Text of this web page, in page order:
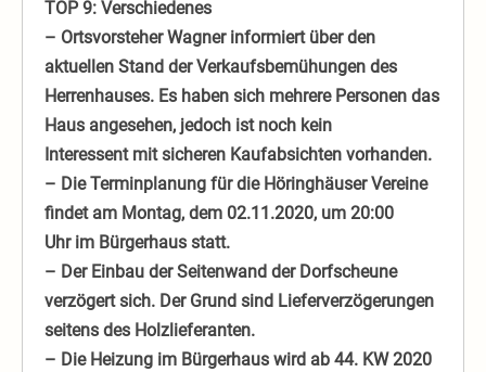
TOP 9: Verschiedenes
– Ortsvorsteher Wagner informiert über den
aktuellen Stand der Verkaufsbemühungen des
Herrenhauses. Es haben sich mehrere Personen das
Haus angesehen, jedoch ist noch kein
Interessent mit sicheren Kaufabsichten vorhanden.
– Die Terminplanung für die Höringhäuser Vereine
findet am Montag, dem 02.11.2020, um 20:00
Uhr im Bürgerhaus statt.
– Der Einbau der Seitenwand der Dorfscheune
verzögert sich. Der Grund sind Lieferverzögerungen
seitens des Holzlieferanten.
– Die Heizung im Bürgerhaus wird ab 44. KW 2020